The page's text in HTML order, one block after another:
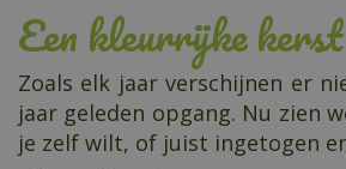
Een kleurrijke kerst
Zoals elk jaar verschijnen er
jaar geleden opgang. Nu zien
je zelf wilt, of juist ingetogen